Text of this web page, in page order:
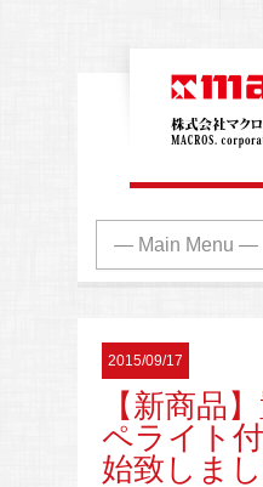
2015/09/17
【新商品
ペライト
始致しまし